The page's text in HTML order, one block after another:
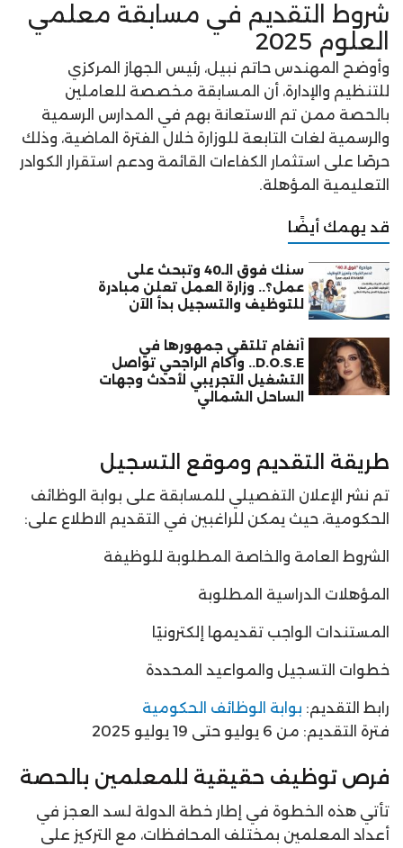
شروط التقديم في مسابقة معلمي
العلوم 2025
وأوضح المهندس حاتم نبيل، رئيس الجهاز المركزي
للتنظيم والإدارة، أن المسابقة مخصصة للعاملين
بالحصة ممن تم الاستعانة بهم في المدارس الرسمية
والرسمية لغات التابعة للوزارة خلال الفترة الماضية، وذلك
حرصًا على استثمار الكفاءات القائمة ودعم استقرار الكوادر
التعليمية المؤهلة.
قد يهمك أيضًا
سنك فوق الـ40 وتبحث على
عمل؟.. وزارة العمل تعلن مبادرة
للتوظيف والتسجيل بدأ الآن
أنغام تلتقي جمهورها في
D.O.S.E.. وأكام الراجحي تواصل
التشغيل التجريبي لأحدث وجهات
الساحل الشمالي
طريقة التقديم وموقع التسجيل
تم نشر الإعلان التفصيلي للمسابقة على بوابة الوظائف
الحكومية، حيث يمكن للراغبين في التقديم الاطلاع على:
الشروط العامة والخاصة المطلوبة للوظيفة
المؤهلات الدراسية المطلوبة
المستندات الواجب تقديمها إلكترونيًا
خطوات التسجيل والمواعيد المحددة
رابط التقديم: بوابة الوظائف الحكومية
فترة التقديم: من 6 يوليو حتى 19 يوليو 2025
فرص توظيف حقيقية للمعلمين بالحصة
تأتي هذه الخطوة في إطار خطة الدولة لسد العجز في
أعداد المعلمين بمختلف المحافظات، مع التركيز على